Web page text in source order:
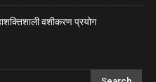
वशीकरण प्रयोग